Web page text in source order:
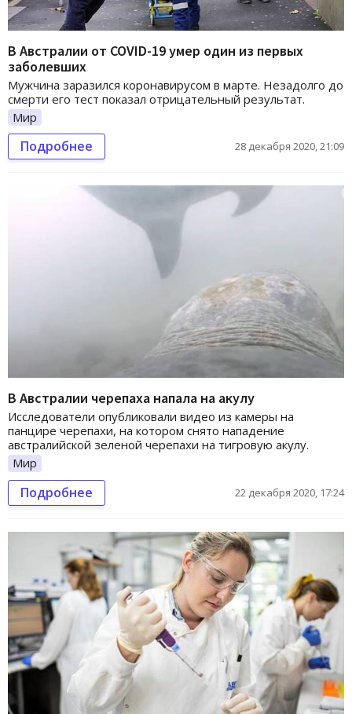
В Австралии от COVID-19 умер один из первых
заболевших
Мужчина заразился коронавирусом в марте. Незадолго до
смерти его тест показал отрицательный результат.
Мир
Подробнее 28 декабря 2020, 21:09
В Австралии черепаха напала на акулу
Исследователи опубликовали видео из камеры на
панцире черепахи, на котором снято нападение
австралийской зеленой черепахи на тигровую акулу.
Мир
Подробнее 22 декабря 2020, 17:24